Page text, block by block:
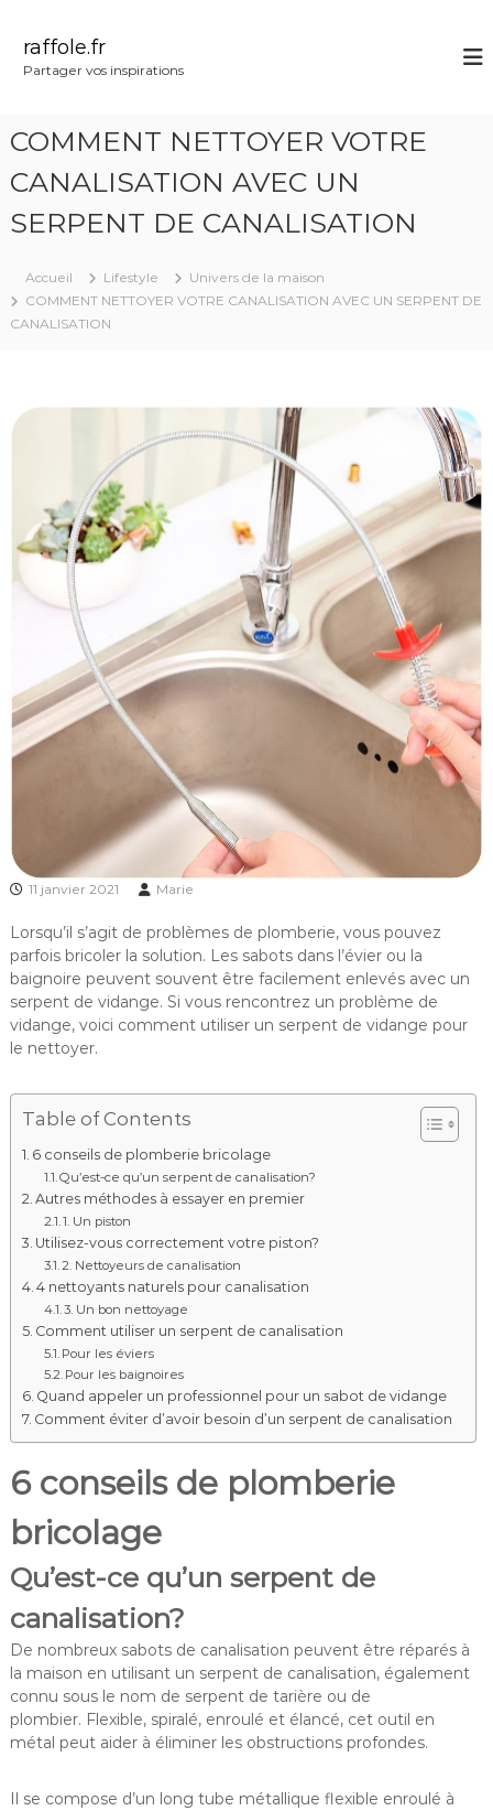
raffole.fr
Partager vos inspirations
COMMENT NETTOYER VOTRE
CANALISATION AVEC UN
SERPENT DE CANALISATION
Accueil Lifestyle
Univers de la maison
COMMENT NETTOYER VOTRE CANALISATION AVEC UN SERPENT DE
CANALISATION
11 janvier 2021 Marie
Lorsqu’il s’agit de problèmes de plomberie, vous pouvez
parfois bricoler la solution. Les sabots dans l’évier ou la
baignoire peuvent souvent être facilement enlevés avec un
serpent de vidange. Si vous rencontrez un problème de
vidange, voici comment utiliser un serpent de vidange pour
le nettoyer.
Table of Contents
6 conseils de plomberie bricolage
Qu’est-ce qu’un serpent de canalisation?
Autres méthodes à essayer en premier
1. Un piston
Utilisez-vous correctement votre piston?
2. Nettoyeurs de canalisation
4 nettoyants naturels pour canalisation
3. Un bon nettoyage
Comment utiliser un serpent de canalisation
Pour les éviers
Pour les baignoires
Quand appeler un professionnel pour un sabot de vidange
Comment éviter d’avoir besoin d’un serpent de canalisation
6 conseils de plomberie
bricolage
Qu’est-ce qu’un serpent de
canalisation?
De nombreux sabots de canalisation peuvent être réparés à
la maison en utilisant un serpent de canalisation, également
connu sous le nom de serpent de tarière ou de
plombier. Flexible, spiralé, enroulé et élancé, cet outil en
métal peut aider à éliminer les obstructions profondes.
Il se compose d’un long tube métallique flexible enroulé à